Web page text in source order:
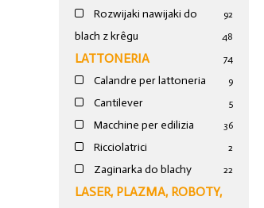
92
Rozwijaki nawijaki do
blach z krêgu
48
LATTONERIA 74
Calandre per lattoneria 9
Cantilever 5
Macchine per edilizia 36
Ricciolatrici 2
Zaginarka do blachy 22
LASER, PLAZMA, ROBOTY,